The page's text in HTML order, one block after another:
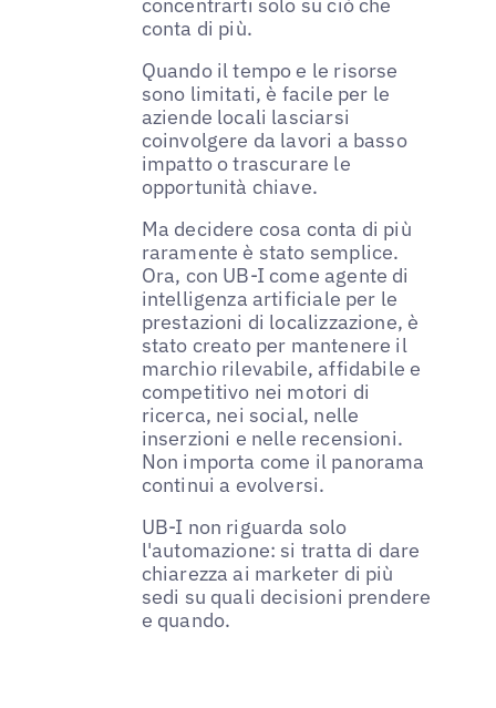
concentrarti solo su ciò che
conta di più.
Quando il tempo e le risorse
sono limitati, è facile per le
aziende locali lasciarsi
coinvolgere da lavori a basso
impatto o trascurare le
opportunità chiave.
Ma decidere cosa conta di più
raramente è stato semplice.
Ora, con UB-I come agente di
intelligenza artificiale per le
prestazioni di localizzazione, è
stato creato per mantenere il
marchio rilevabile, affidabile e
competitivo nei motori di
ricerca, nei social, nelle
inserzioni e nelle recensioni.
Non importa come il panorama
continui a evolversi.
UB-I non riguarda solo
l'automazione: si tratta di dare
chiarezza ai marketer di più
sedi su quali decisioni prendere
e quando.